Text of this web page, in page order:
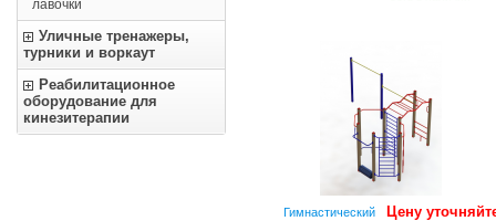
лавочки
Уличные тренажеры,
турники и воркаут
Реабилитационное
оборудование для
кинезитерапии
Гимнастический
Цену